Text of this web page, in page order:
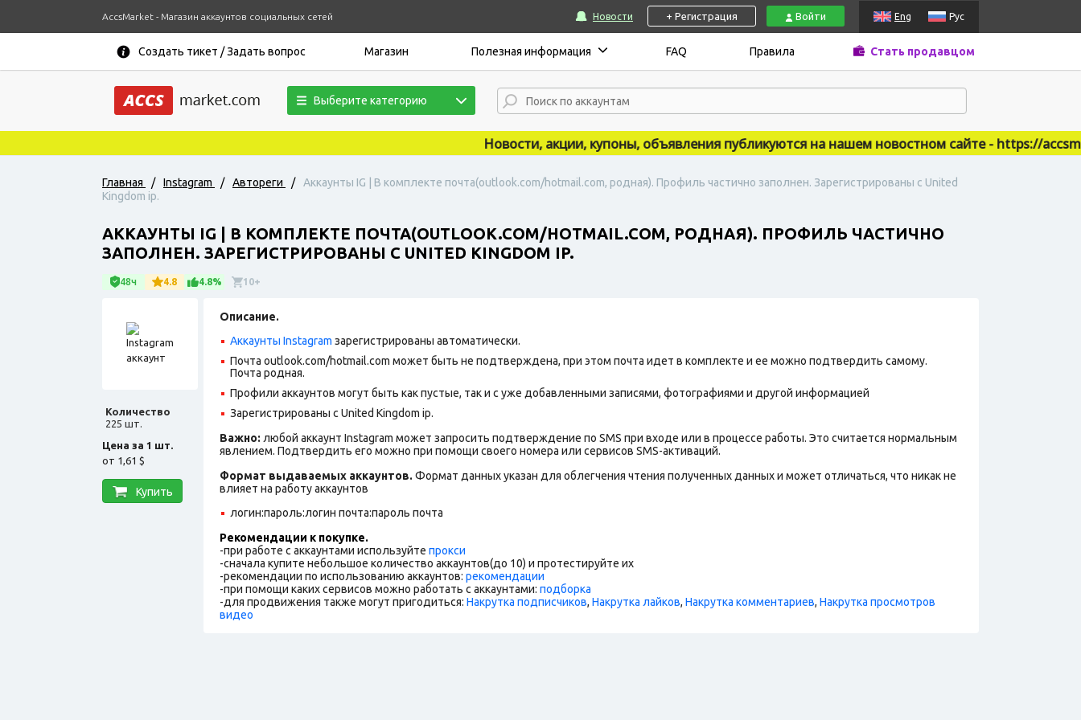
AccsMarket - Магазин аккаунтов социальных сетей Новости + Регистрация Войти Eng Рус
Создать тикет / Задать вопрос Магазин Полезная информация FAQ Правила Стать продавцом
Выберите категорию
Новости, акции, купоны, объявления публикуются на нашем новостном сайте - https://
Главная / Instagram / Автореги /
Аккаунты IG | В комплекте почта(outlook.com/hotmail.com, родная). Профиль частично заполнен. Зарегистрированы с United
Kingdom ip.
АККАУНТЫ IG | В КОМПЛЕКТЕ ПОЧТА(OUTLOOK.COM/HOTMAIL.COM, РОДНАЯ). ПРОФИЛЬ ЧАСТИЧНО
ЗАПОЛНЕН. ЗАРЕГИСТРИРОВАНЫ С UNITED KINGDOM IP.
48ч 4.8 4.8% 10+
Количество
225 шт.
Цена за 1 шт.
от 1,61 $
Купить
Описание.
Аккаунты Instagram зарегистрированы автоматически.
Почта outlook.com/hotmail.com может быть не подтверждена, при этом почта идет в комплекте и ее можно подтвердить самому.
Почта родная.
Профили аккаунтов могут быть как пустые, так и с уже добавленными записями, фотографиями и другой информацией
Зарегистрированы с United Kingdom ip.
Важно: любой аккаунт Instagram может запросить подтверждение по SMS при входе или в процессе работы. Это считается нормальным
явлением. Подтвердить его можно при помощи своего номера или сервисов SMS-активаций.
Формат выдаваемых аккаунтов. Формат данных указан для облегчения чтения полученных данных и может отличаться, что никак не
влияет на работу аккаунтов
логин:пароль:логин почта:пароль почта
Рекомендации к покупке.
-при работе с аккаунтами используйте прокси
-сначала купите небольшое количество аккаунтов(до 10) и протестируйте их
-рекомендации по использованию аккаунтов: рекомендации
-при помощи каких сервисов можно работать с аккаунтами: подборка
-для продвижения также могут пригодиться: Накрутка подписчиков, Накрутка лайков, Накрутка комментариев, Накрутка просмотров
видео